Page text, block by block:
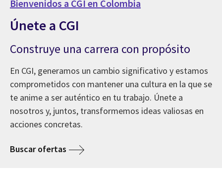
Bienvenidos a CGI en Colombia
Únete a CGI
Construye una carrera con propósito
En CGI, generamos un cambio significativo y estamos
comprometidos con mantener una cultura en la que se
te anime a ser auténtico en tu trabajo. Únete a
nosotros y, juntos, transformemos ideas valiosas en
acciones concretas.
Buscar ofertas